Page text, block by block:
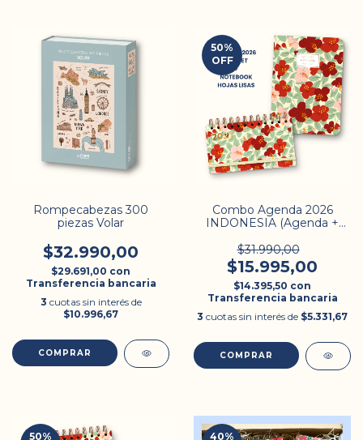
Rompecabezas 300
piezas Volar
$32.990,00
$29.691,00 con
Transferencia bancaria
3 cuotas sin interés de
$10.996,67
50%
OFF
Combo Agenda 2026
INDONESIA (Agenda +
$31.990,00
$15.995,00
$14.395,50 con
Transferencia bancaria
3 cuotas sin interés de $5.331,67
COMPRAR
50%
40%